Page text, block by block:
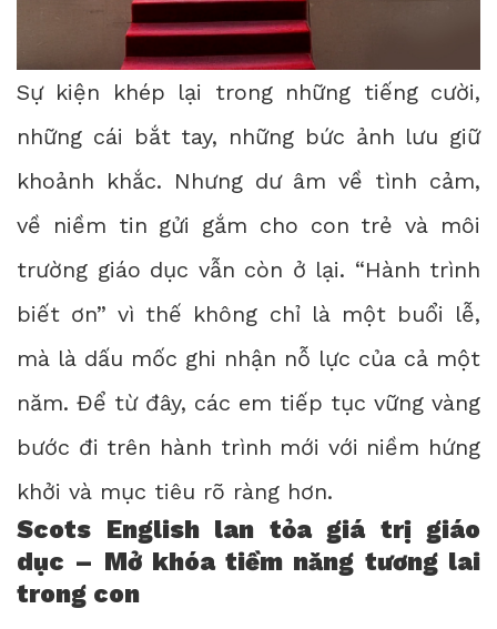
Sự kiện khép lại trong những tiếng cười,
những cái bắt tay, những bức ảnh lưu giữ
khoảnh khắc. Nhưng dư âm về tình cảm,
về niềm tin gửi gắm cho con trẻ và môi
trường giáo dục vẫn còn ở lại. “Hành trình
biết ơn” vì thế không chỉ là một buổi lễ,
mà là dấu mốc ghi nhận nỗ lực của cả một
năm. Để từ đây, các em tiếp tục vững vàng
bước đi trên hành trình mới với niềm hứng
khởi và mục tiêu rõ ràng hơn.
Scots English lan tỏa giá trị giáo
dục – Mở khóa tiềm năng tương lai
trong con